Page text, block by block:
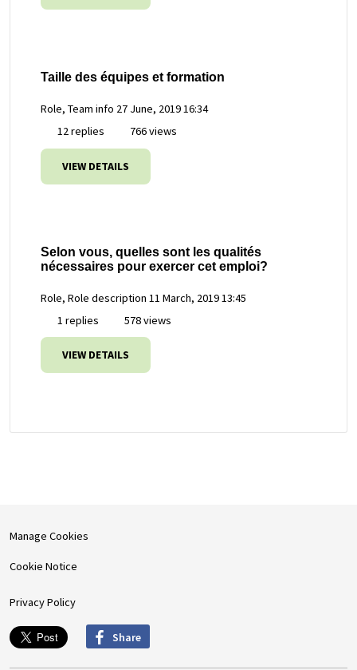
Taille des équipes et formation
Role, Team info 27 June, 2019 16:34
12 replies
766 views
VIEW DETAILS
Selon vous, quelles sont les qualités
nécessaires pour exercer cet emploi?
Role, Role description 11 March, 2019 13:45
1 replies
578 views
VIEW DETAILS
Manage Cookies
Cookie Notice
Privacy Policy
Share